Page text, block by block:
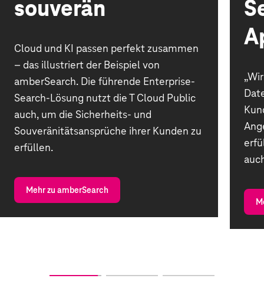
souverän
Cloud und KI passen perfekt zusammen
– das illustriert der Beispiel von
amberSearch. Die führende Enterprise-
Search-Lösung nutzt die T Cloud Public
auch, um die Sicherheits- und
Souveränitätsansprüche ihrer Kunden zu
erfüllen.
Mehr zu amberSearch